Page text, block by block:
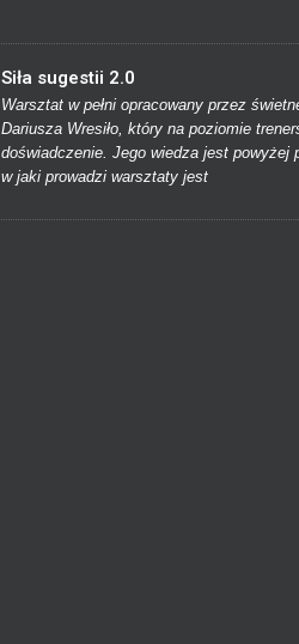
Siła sugestii 2.0
Warsztat w pełni opracowany przez
Dariusza Wresiło, który na poziomie
doświadczenie. Jego wiedza jest powyżej
w jaki prowadzi warsztaty jest